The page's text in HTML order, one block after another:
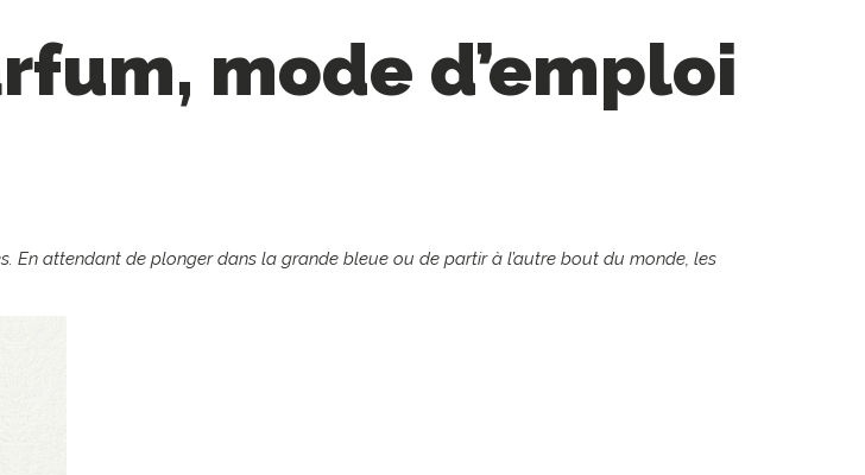
mode d’emploi
En attendant de plonger dans la grande bleue ou de partir à l’autre bout du monde, les